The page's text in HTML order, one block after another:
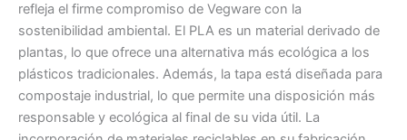
refleja el firme compromiso de Vegware con la
sostenibilidad ambiental. El PLA es un material derivado de
plantas, lo que ofrece una alternativa más ecológica a los
plásticos tradicionales. Además, la tapa está diseñada para
compostaje industrial, lo que permite una disposición más
responsable y ecológica al final de su vida útil. La